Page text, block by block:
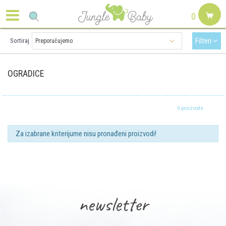
0
OGRADICE
Sortiraj Filteri
0 proizvoda
Za izabrane kriterijume nisu pronađeni proizvodi!
newsletter